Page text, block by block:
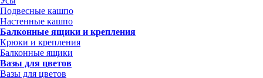
Подвесные кашпо
Настенные кашпо
Балконные ящики и крепления
Крюки и крепления
Балконные ящики
Вазы для цветов
Вазы для цветов